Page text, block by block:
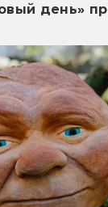
день»